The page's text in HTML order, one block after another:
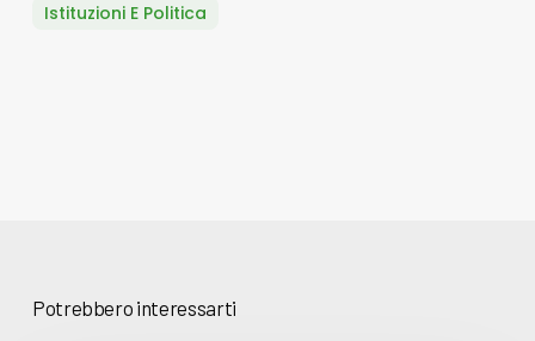
Istituzioni E Politica
Potrebbero interessarti